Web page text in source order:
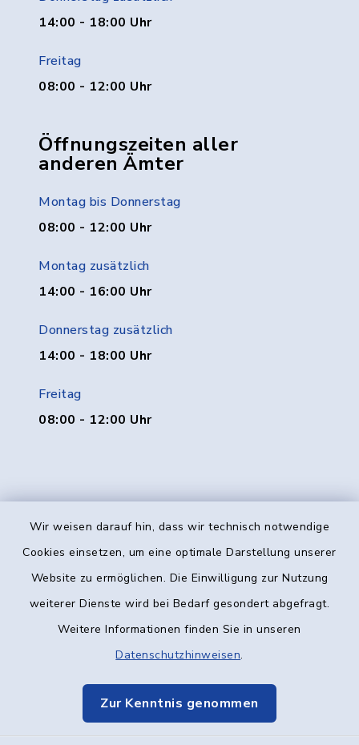
Wir weisen darauf hin, dass wir technisch notwendige
Cookies einsetzen, um eine optimale Darstellung unserer
Website zu ermöglichen. Die Einwilligung zur Nutzung
weiterer Dienste wird bei Bedarf gesondert abgefragt.
Weitere Informationen finden Sie in unseren
Datenschutzhinweisen.
Zur Kenntnis genommen
14:00 - 18:00 Uhr
Freitag
08:00 - 12:00 Uhr
Öffnungszeiten aller
anderen Ämter
Montag bis Donnerstag
08:00 - 12:00 Uhr
Montag zusätzlich
14:00 - 16:00 Uhr
Donnerstag zusätzlich
14:00 - 18:00 Uhr
Freitag
08:00 - 12:00 Uhr
Kontakt
Datenschutz
Elektronische Kommunikation